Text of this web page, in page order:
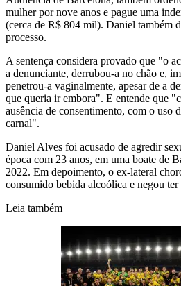
mulher por nove anos e pague uma
(cerca de R$ 804 mil). Daniel também
processo.
A sentença considera provado que "o
a denunciante, derrubou-a no chão e,
penetrou-a vaginalmente, apesar de a
que queria ir embora". E entende que
ausência de consentimento, com o uso
carnal".
Daniel Alves foi acusado de agredir
época com 23 anos, em uma boate de
2022. Em depoimento, o ex-lateral
consumido bebida alcoólica e negou
Leia também